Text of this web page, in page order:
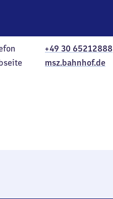
+49 30 65212888
msz.bahnhof.de